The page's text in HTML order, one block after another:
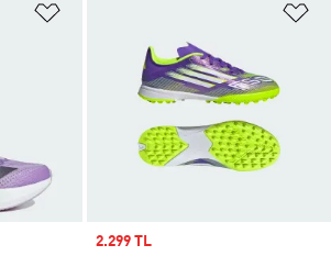
Sale price
2.299 TL